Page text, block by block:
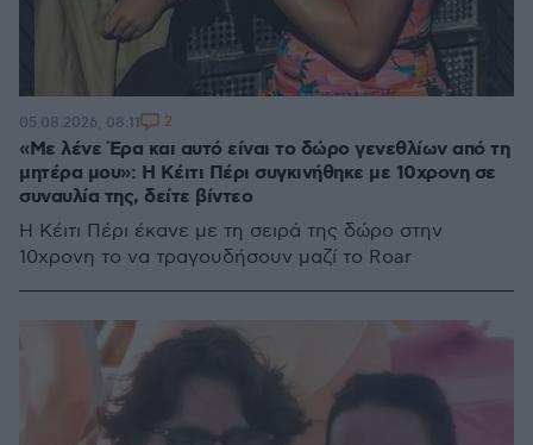
«Με λένε Έρα και αυτό είναι το δώρο γενεθλίων από τη
μητέρα μου»: Η Κέιτι Πέρι συγκινήθηκε με 10χρονη σε
συναυλία της, δείτε βίντεο
Η Κέιτι Πέρι έκανε με τη σειρά της δώρο στην
10χρονη το να τραγουδήσουν μαζί το Roar
05.08.2026, 08:11 2